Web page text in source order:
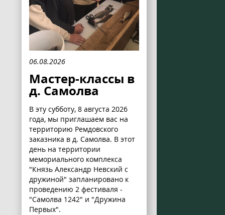
06.08.2026
Мастер-классы в
д. Самолва
В эту субботу, 8 августа 2026
года, мы приглашаем вас на
территорию Ремдовского
заказника в д. Самолва. В этот
день на территории
мемориального комплекса
"Князь Александр Невский с
дружиной" запланировано к
проведению 2 фестиваля -
"Самолва 1242" и "Дружина
Первых".